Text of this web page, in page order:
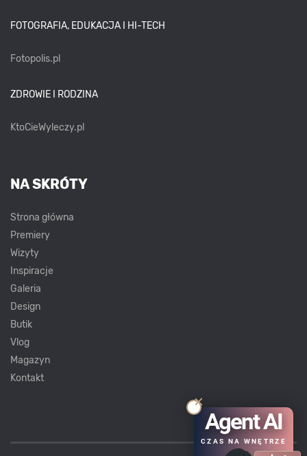
FOTOGRAFIA, EDUKACJA I HI-TECH
Fotopolis.pl
ZDROWIE I RODZINA
KtoCieWyleczy.pl
NA SKRÓTY
Strona główna
Premiery
Wizyty
Inspiracje
Galeria
Design
Butik
Vlog
Magazyn
Kontakt
Agent AI
CZAS NA WNĘTRZE